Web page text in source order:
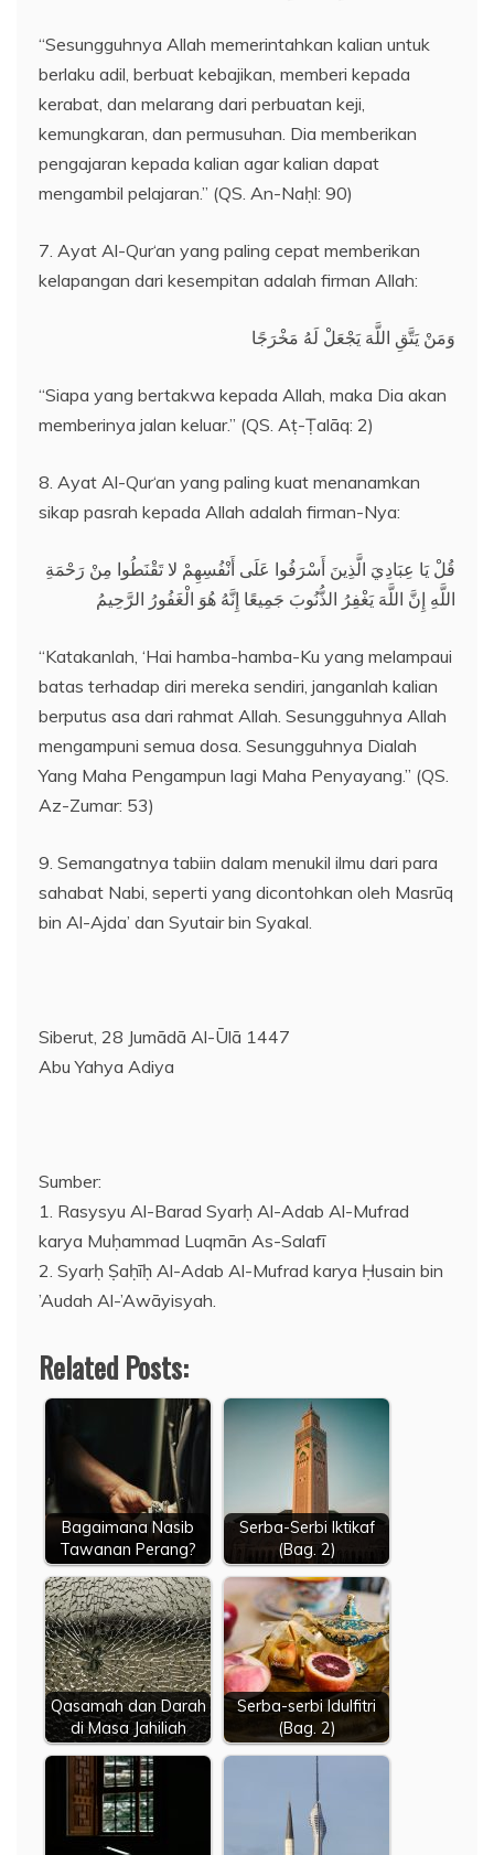
“Sesungguhnya Allah memerintahkan kalian untuk
berlaku adil, berbuat kebajikan, memberi kepada
kerabat, dan melarang dari perbuatan keji,
kemungkaran, dan permusuhan. Dia memberikan
pengajaran kepada kalian agar kalian dapat
mengambil pelajaran.” (QS. An-Naḥl: 90)
7. Ayat Al-Qur‘an yang paling cepat memberikan
kelapangan dari kesempitan adalah firman Allah:
وَمَنْ يَتَّقِ اللَّهَ يَجْعَلْ لَهُ مَخْرَجًا
“Siapa yang bertakwa kepada Allah, maka Dia akan
memberinya jalan keluar.” (QS. Aṭ-Ṭalāq: 2)
8. Ayat Al-Qur‘an yang paling kuat menanamkan
sikap pasrah kepada Allah adalah firman-Nya:
قُلْ يَا عِبَادِيَ الَّذِينَ أَسْرَفُوا عَلَى أَنْفُسِهِمْ لا تَقْنَطُوا مِنْ رَحْمَةِ
اللَّهِ إِنَّ اللَّهَ يَغْفِرُ الذُّنُوبَ جَمِيعًا إِنَّهُ هُوَ الْغَفُورُ الرَّحِيمُ
“Katakanlah, ‘Hai hamba-hamba-Ku yang melampaui
batas terhadap diri mereka sendiri, janganlah kalian
berputus asa dari rahmat Allah. Sesungguhnya Allah
mengampuni semua dosa. Sesungguhnya Dialah
Yang Maha Pengampun lagi Maha Penyayang.” (QS.
Az-Zumar: 53)
9. Semangatnya tabiin dalam menukil ilmu dari para
sahabat Nabi, seperti yang dicontohkan oleh Masrūq
bin Al-Ajda’ dan Syutair bin Syakal.
Siberut, 28 Jumādā Al-Ūlā 1447
Abu Yahya Adiya
Sumber:
1. Rasysyu Al-Barad Syarḥ Al-Adab Al-Mufrad
karya Muḥammad Luqmān As-Salafī
2. Syarḥ Ṣaḥīḥ Al-Adab Al-Mufrad karya Ḥusain bin
’Audah Al-’Awāyisyah.
Related Posts:
Bagaimana Nasib
Tawanan Perang?
Serba-Serbi Iktikaf
(Bag. 2)
Qasamah dan Darah
di Masa Jahiliah
Serba-serbi Idulfitri
(Bag. 2)